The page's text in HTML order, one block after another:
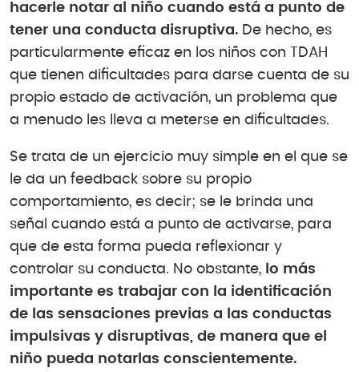
hacerle notar al niño cuando está a punto de
tener una conducta disruptiva. De hecho, es
particularmente eficaz en los niños con TDAH
que tienen dificultades para darse cuenta de su
propio estado de activación, un problema que
a menudo les lleva a meterse en dificultades.
Se trata de un ejercicio muy simple en el que se
le da un feedback sobre su propio
comportamiento, es decir; se le brinda una
señal cuando está a punto de activarse, para
que de esta forma pueda reflexionar y
controlar su conducta. No obstante, lo más
importante es trabajar con la identificación
de las sensaciones previas a las conductas
impulsivas y disruptivas, de manera que el
niño pueda notarlas conscientemente.